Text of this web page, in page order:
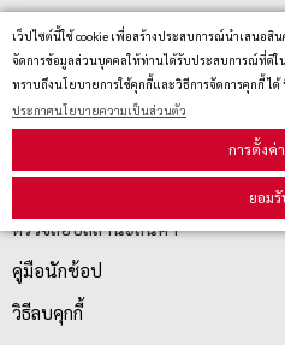
เว็ปไซต์นี้ใช้ cookie เพื่อสร้างประสบการณ์นำเสนอสิ
จัดการข้อมูลส่วนบุคคลให้ท่านได้รับประสบการณ์ที่ดีใน
ทราบถึงนโยบายการใช้คุกกี้และวิธีการจัดการคุกกี้ ได้
ประกาศนโยบายความเป็นส่วนตัว
การตั้งค่
ยอมรั
นโยบายการจัดส่ง
นโยบายการเปลี่ยน/คืน สินค้า
ตรวจสอบสถานะสินค้า
คู่มือนักช้อป
วิธีลบคุกกี้